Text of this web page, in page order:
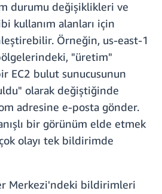
durumu değişiklikleri ve
kullanım alanları için
Örneğin, us-east-1
"üretim"
EC2 bulut sunucusunun
olarak değiştiğinde
adresine e-posta gönder.
bir görünüm elde etmek
olayı tek bildirimde
Merkezi'ndeki bildirimleri